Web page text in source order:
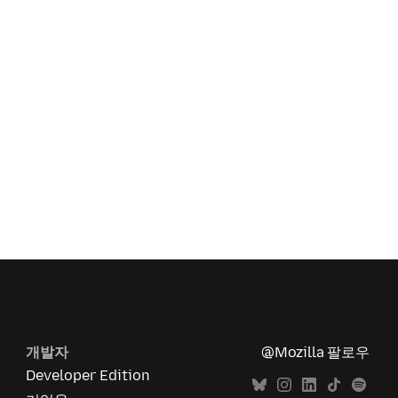
개발자
Developer Edition
@Mozilla 팔로우